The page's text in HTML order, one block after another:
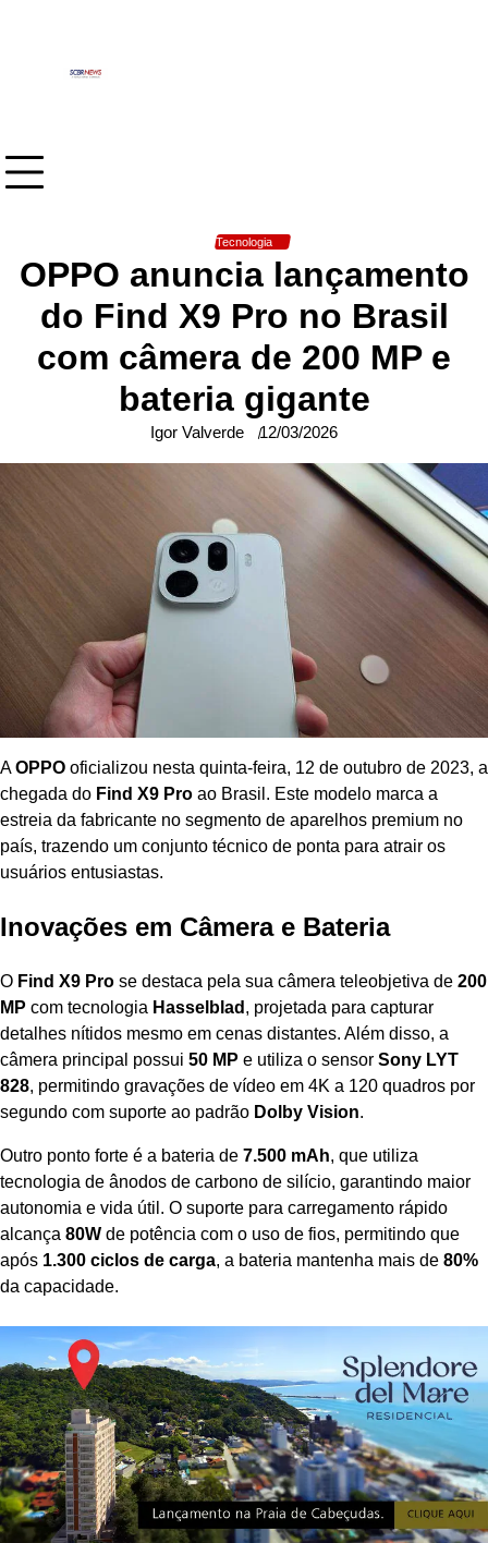
Tecnologia
OPPO anuncia lançamento
do Find X9 Pro no Brasil
com câmera de 200 MP e
bateria gigante
Igor Valverde 12/03/2026
AOPPO oficializou nesta quinta-feira, 12 de outubro de 2023, a
chegada do Find X9 Pro ao Brasil. Este modelo marca a
estreia da fabricante no segmento de aparelhos premium no
país, trazendo um conjunto técnico de ponta para atrair os
usuários entusiastas.
Inovações em Câmera e Bateria
O Find X9 Pro se destaca pela sua câmera teleobjetiva de 200
MP com tecnologia Hasselblad , projetada para capturar
detalhes nítidos mesmo em cenas distantes. Além disso, a
câmera principal possui 50 MP e utiliza o sensor Sony LYT
828, permitindo gravações de vídeo em 4K a 120 quadros por
segundo com suporte ao padrão Dolby Vision.
Outro ponto forte é a bateria de 7.500 mAh, que utiliza
tecnologia de ânodos de carbono de silício, garantindo maior
autonomia e vida útil. O suporte para carregamento rápido
alcança 80W de potência com o uso de fios, permitindo que
após 1.300 ciclos de carga, a bateria mantenha mais de 80%
da capacidade.